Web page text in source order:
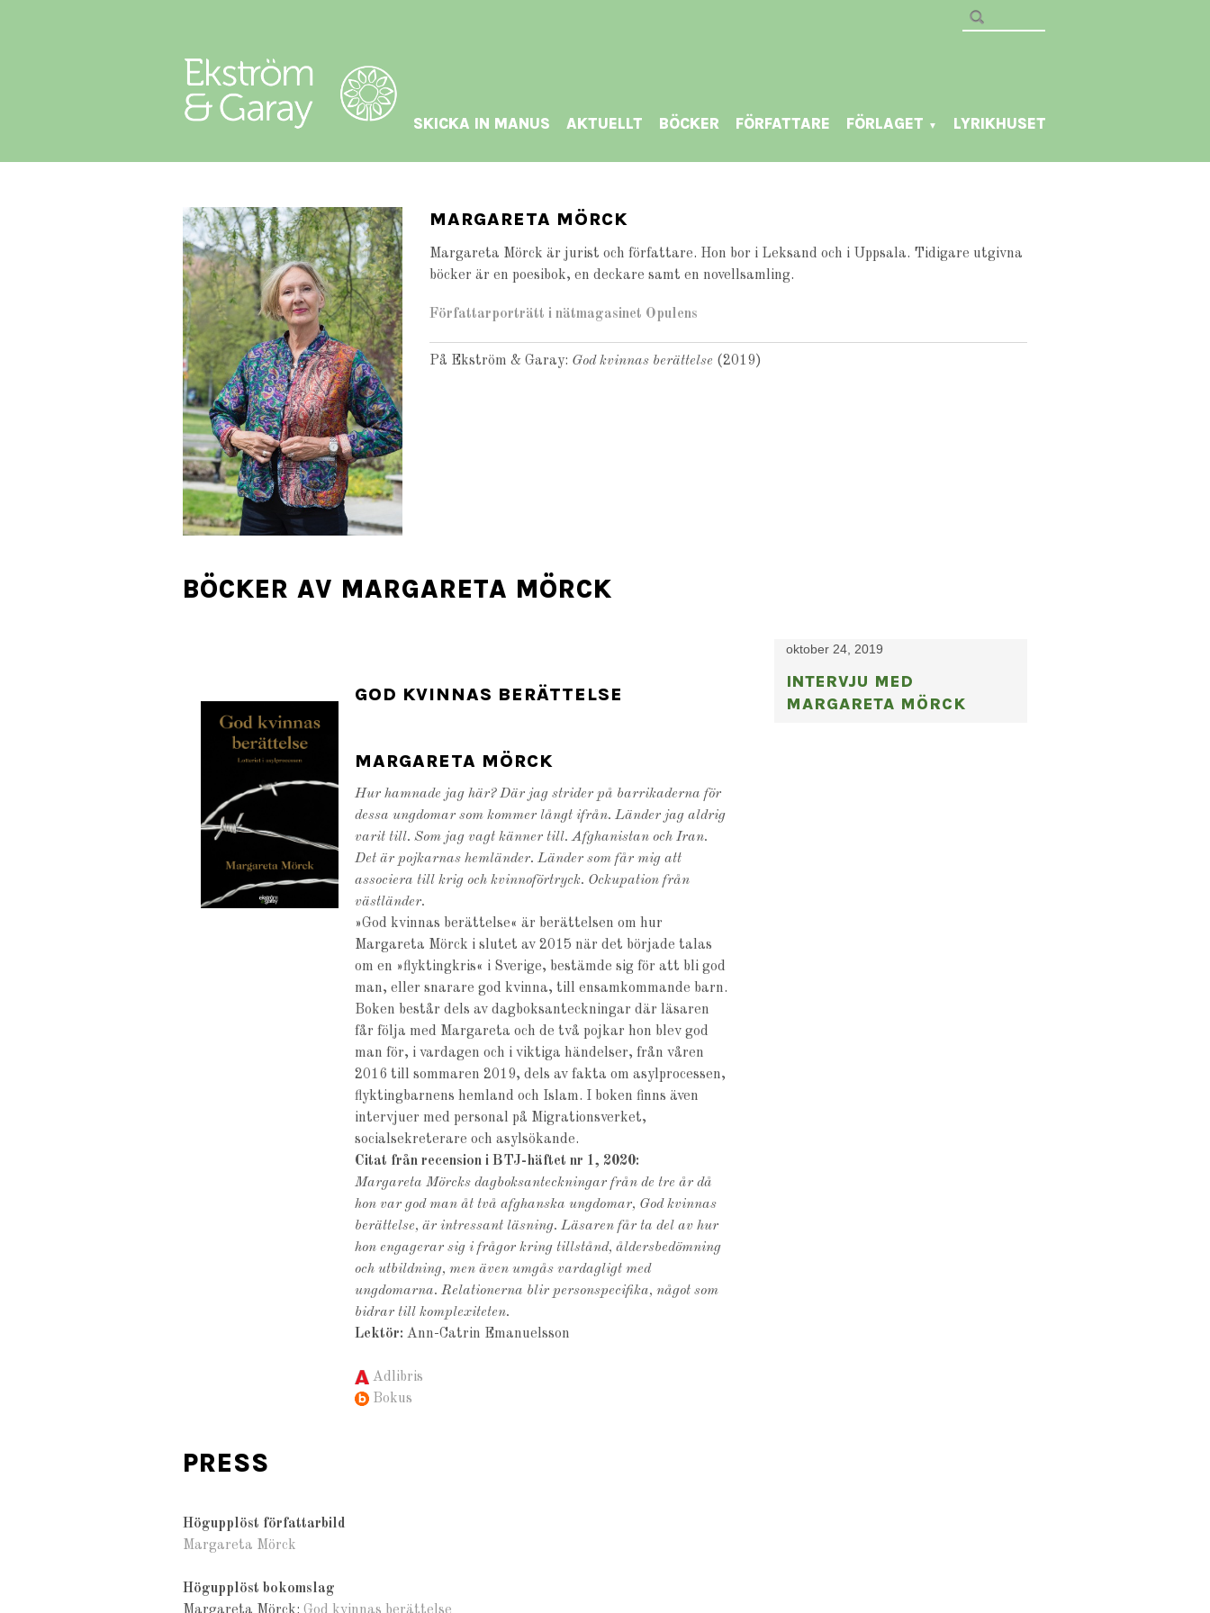
SKICKA IN MANUS AKTUELLT BÖCKER FÖRFATTARE FÖRLAGET ▼ LYRIKHUSET
MARGARETA MÖRCK
Margareta Mörck är jurist och författare. Hon bor i Leksand och i Uppsala. Tidigare utgivna
böcker är en poesibok, en deckare samt en novellsamling.
Författarporträtt i nätmagasinet Opulens
På Ekström & Garay: God kvinnas berättelse (2019)
BÖCKER AV MARGARETA MÖRCK
GOD KVINNAS BERÄTTELSE
MARGARETA MÖRCK
Hur hamnade jag här? Där jag strider på barrikaderna för
dessa ungdomar som kommer långt ifrån. Länder jag aldrig
varit till. Som jag vagt känner till. Afghanistan och Iran.
Det är pojkarnas hemländer. Länder som får mig att
associera till krig och kvinnoförtryck. Ockupation från
västländer.
»God kvinnas berättelse« är berättelsen om hur
Margareta Mörck i slutet av 2015 när det började talas
om en »flyktingkris« i Sverige, bestämde sig för att bli god
man, eller snarare god kvinna, till ensamkommande barn.
Boken består dels av dagboksanteckningar där läsaren
får följa med Margareta och de två pojkar hon blev god
man för, i vardagen och i viktiga händelser, från våren
2016 till sommaren 2019, dels av fakta om asylprocessen,
flyktingbarnens hemland och Islam. I boken finns även
intervjuer med personal på Migrationsverket,
socialsekreterare och asylsökande.
Citat från recension i BTJ-häftet nr 1, 2020:
Margareta Mörcks dagboksanteckningar från de tre år då
hon var god man åt två afghanska ungdomar, God kvinnas
berättelse, är intressant läsning. Läsaren får ta del av hur
hon engagerar sig i frågor kring tillstånd, åldersbedömning
och utbildning, men även umgås vardagligt med
ungdomarna. Relationerna blir personspecifika, något som
bidrar till komplexiteten.
Lektör: Ann-Catrin Emanuelsson
Adlibris
Bokus
oktober 24, 2019
INTERVJU MED
MARGARETA MÖRCK
PRESS
Högupplöst författarbild
Margareta Mörck
Högupplöst bokomslag
Margareta Mörck: God kvinnas berättelse